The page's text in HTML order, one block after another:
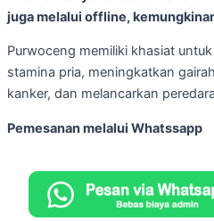
juga melalui offline,
Purwoceng memiliki khasiat
stamina pria, meningkatkan
kanker, dan melancarkan
Pemesanan melalui Whatssapp